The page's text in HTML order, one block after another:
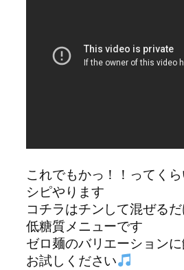
これでもかっ！！ってく
シピやります
コチラはチンして混ぜる
低糖質メニューです
ゼロ麺のバリエーション
お試しください